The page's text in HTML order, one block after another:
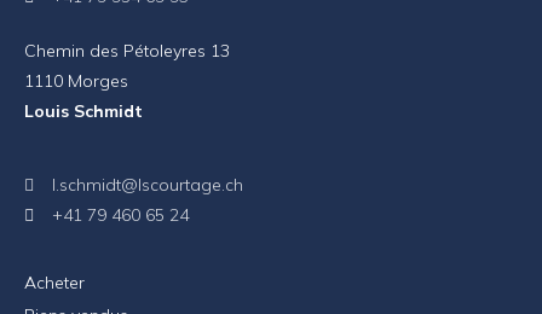
Chemin des Pétoleyres 13
1110 Morges
Louis Schmidt
l.schmidt@lscourtage.ch
+41 79 460 65 24
Acheter